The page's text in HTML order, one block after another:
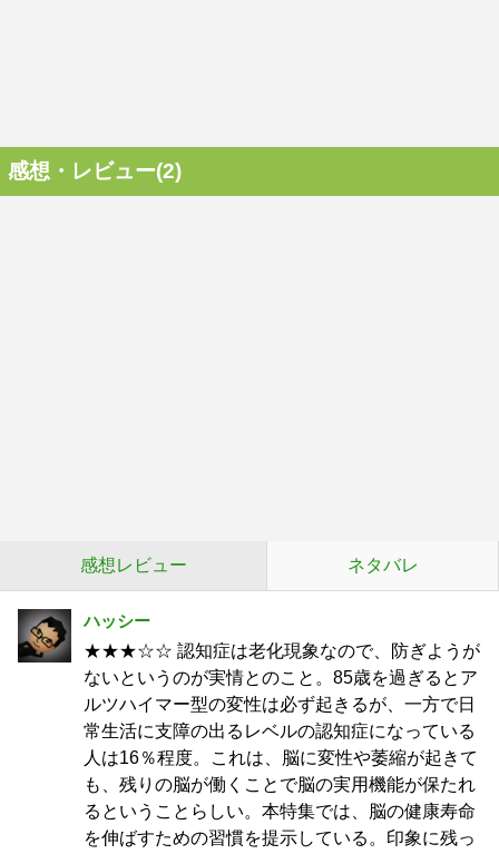
感想・レビュー(2)
感想レビュー ネタバレ
ハッシー
★★★☆☆ 認知症は老化現象なので、防ぎようが
ないというのが実情とのこと。85歳を過ぎるとア
ルツハイマー型の変性は必ず起きるが、一方で日
常生活に支障の出るレベルの認知症になっている
人は16％程度。これは、脳に変性や萎縮が起きて
も、残りの脳が働くことで脳の実用機能が保たれ
るということらしい。本特集では、脳の健康寿命
を伸ばすための習慣を提示している。印象に残っ